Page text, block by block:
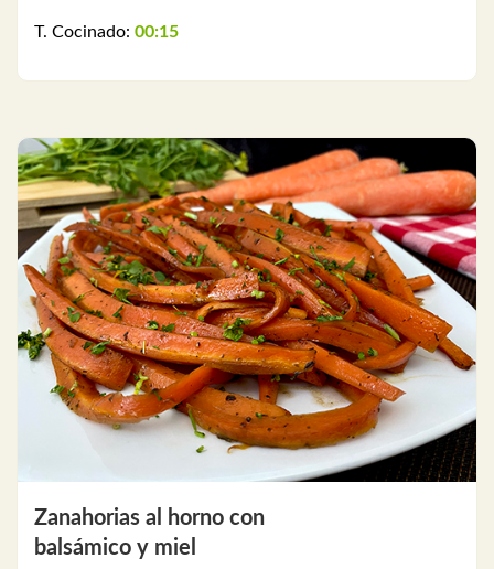
T. Cocinado: 00:15
Zanahorias al horno con
balsámico y miel